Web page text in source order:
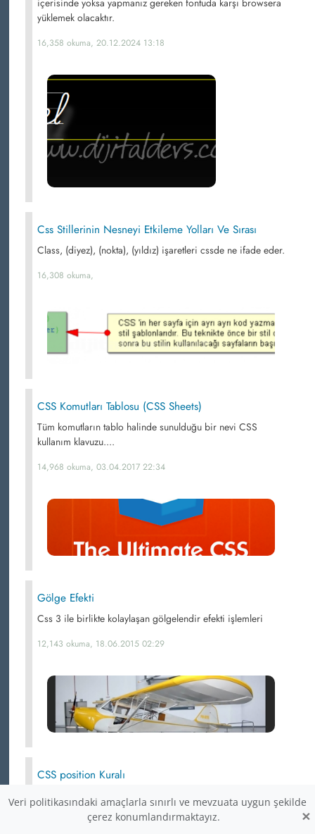
içerisinde yoksa yapmanız gereken fontuda karşı browsera
yüklemek olacaktır.
16,358 okuma, 20.12.2024 13:18
Css Stillerinin Nesneyi Etkileme Yolları Ve Sırası
Class, (diyez), (nokta), (yıldız) işaretleri cssde ne ifade eder.
16,308 okuma,
CSS Komutları Tablosu (CSS Sheets)
Tüm komutların tablo halinde sunulduğu bir nevi CSS
kullanım klavuzu....
14,968 okuma, 03.04.2017 22:34
Gölge Efekti
Css 3 ile birlikte kolaylaşan gölgelendir efekti işlemleri
12,143 okuma, 18.06.2015 02:29
CSS position Kuralı
Web nesnelerinin ekran üzerindeki yerleşimlerini belirler.
12,117 okuma, 26.05.2014 14:53
Veri politikasındaki amaçlarla sınırlı ve mevzuata uygun şekilde
çerez konumlandırmaktayız.
×